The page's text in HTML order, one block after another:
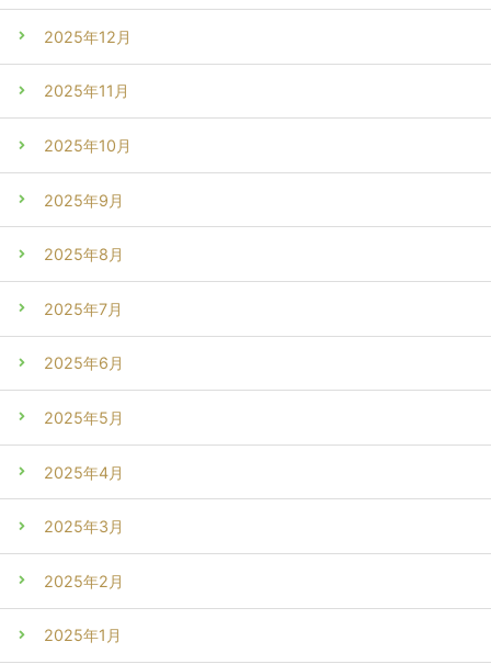
2025年12月
2025年11月
2025年10月
2025年9月
2025年8月
2025年7月
2025年6月
2025年5月
2025年4月
2025年3月
2025年2月
2025年1月